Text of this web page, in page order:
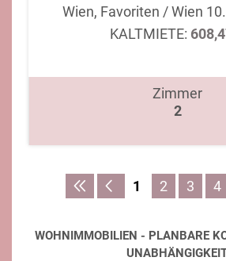
Wien, Favoriten / Wien
KALTMIETE:
Zimmer
2
1 2 3 4
WOHNIMMOBILIEN - PLANBARE